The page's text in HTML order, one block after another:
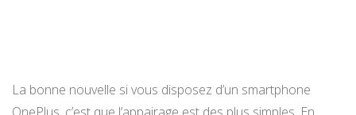
La bonne nouvelle si vous disposez d’un smartphone